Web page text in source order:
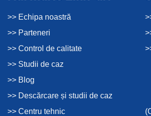
>> Echipa noastră
>> Parteneri
>> Control de calitate
>> Studii de caz
>> Blog
>> Descărcare și studii de caz
>> Centru tehnic